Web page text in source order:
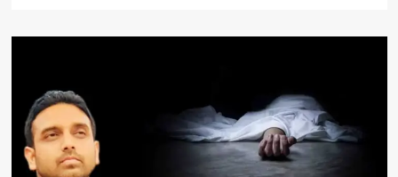
संदीप
दूसरी
बार
राष्ट्रीय
संयोजक
बनाए